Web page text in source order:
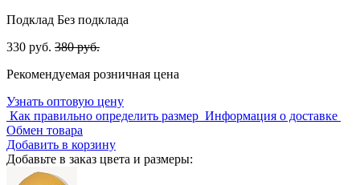
Подклад Без подклада
330 руб. 380 руб.
Рекомендуемая розничная цена
Узнать оптовую цену
Как правильно определить размер Информация о доставке
Обмен товара
Добавить в корзину
Добавьте в заказ цвета и размеры: